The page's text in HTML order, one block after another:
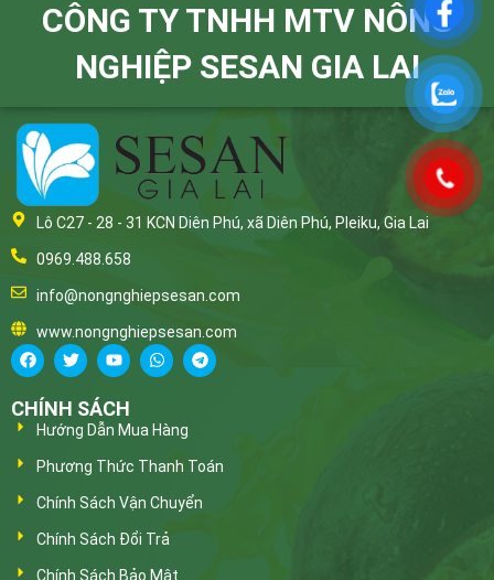
CÔNG TY TNHH MTV NÔNG
NGHIỆP SESAN GIA LAI
Lô C27 - 28 - 31 KCN Diên Phú, xã Diên Phú, Pleiku, Gia Lai
0969.488.658
info@nongnghiepsesan.com
www.nongnghiepsesan.com
CHÍNH SÁCH
Hướng Dẫn Mua Hàng
Phương Thức Thanh Toán
Chính Sách Vận Chuyển
Chính Sách Đổi Trả
Chính Sách Bảo Mật